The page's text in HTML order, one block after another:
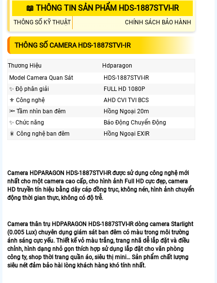
📖 THÔNG TIN SẢN PHẨM HDS-1887STVI-IR
THÔNG SỐ KỸ THUẬT CHÍNH SÁCH BẢO HÀNH
THÔNG SỐ CAMERA HDS-1887STVI-IR
Thương Hiệu
Hdparagon
Model Camera Quan Sát
HDS-1887STVI-IR
✨ Độ phân giải
FULL HD 1080P
⚜️ Công nghệ
AHD CVI TVI BCS
🔦 Tầm nhìn ban đêm
Hồng Ngoại 20m
✨ Chức năng
Báo Động Chuyển Động
🎇 Công nghệ ban đêm
Hồng Ngoại EXIR
Camera HDPARAGON HDS-1887STVI-IR được sử dụng công nghệ mới
nhất cho một camera cao cấp, cho hình ảnh Full HD cực đẹp, camera
HD truyền tín hiệu bằng dây cáp đồng trục, không nén, hình ảnh chuyển
động thời gian thực, không có độ trễ.
Camera thân trụ HDPARAGON HDS-1887STVI-IR dòng camera Starlight
(0.005 Lux) chuyên dụng giám sát ban đêm có màu trong môi trường
ánh sáng cực yếu. Thiết kế vỏ màu trắng, trang nhã dễ lắp đặt và điều
chỉnh, hình dạng nhỏ gọn thích hợp sử dụng lắp đặt cho văn phòng
công ty, shop thời trang quần áo, siêu thị mini… Sản phẩm chất lượng
siêu nét đảm bảo hài lòng khách hàng khó tính nhất.